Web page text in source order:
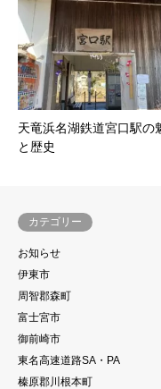
天竜浜名湖鉄道宮口駅の
と歴史
カテゴリー
お知らせ
伊東市
周智郡森町
富士宮市
御前崎市
東名高速道路SA・PA
榛原郡川根本町